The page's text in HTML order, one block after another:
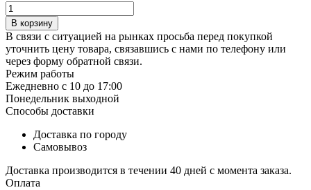
Количество
товара
Шкаф-
купе
№21
(2,0
м)
В корзину
В связи с ситуацией на рынках просьба перед покупкой
уточнить цену товара, связавшись с нами по телефону или
через форму обратной связи.
Режим работы
Ежедневно с 10 до 17:00
Понедельник выходной
Способы доставки
Доставка по городу
Самовывоз
Доставка производится в течении 40 дней с момента заказа.
Оплата